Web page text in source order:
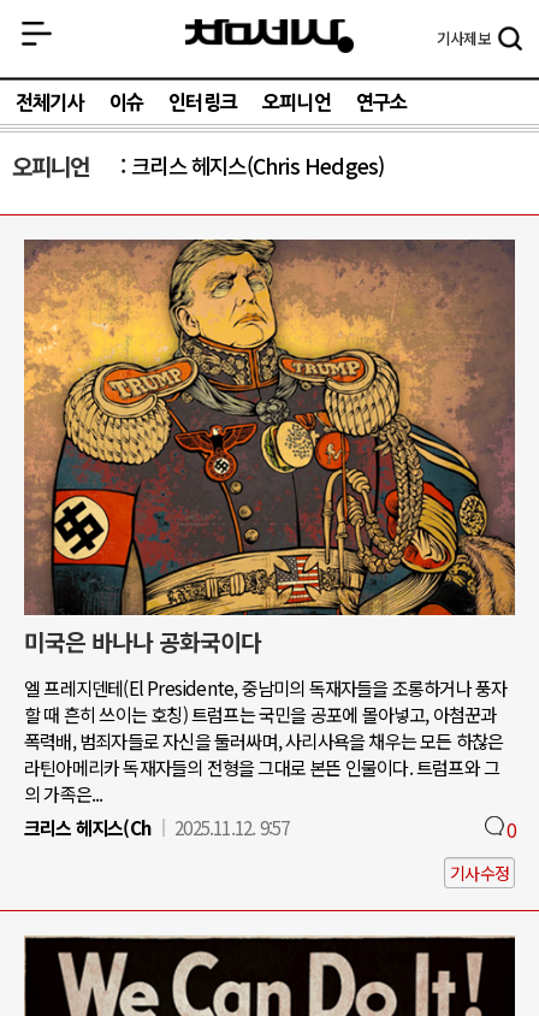
기사제보
전체기사 이슈 인터링크 오피니언 연구소
오피니언 크리스 헤지스(Chris Hedges)
미국은 바나나 공화국이다
엘 프레지덴테(El Presidente, 중남미의 독재자들을 조롱하거나 풍자
할 때 흔히 쓰이는 호칭) 트럼프는 국민을 공포에 몰아넣고, 아첨꾼과
폭력배, 범죄자들로 자신을 둘러싸며, 사리사욕을 채우는 모든 하찮은
라틴아메리카 독재자들의 전형을 그대로 본뜬 인물이다. 트럼프와 그
의 가족은...
크리스 헤지스(Ch
2025.11.12. 9:57 0
기사수정